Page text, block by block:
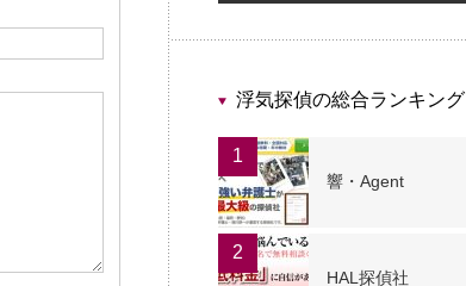
浮気探偵の総合ランキング
1
響・Agent
2
HAL探偵社